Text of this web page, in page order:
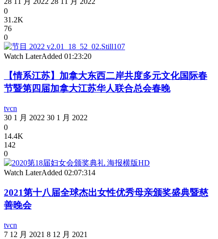
0
31.2K
76
0
Watch LaterAdded 01:23:20
【情系江苏】加拿大东西二岸共度多元文化国际春
节暨第四届加拿大江苏华人联合总会春晚
tvcn
30 1 月 2022 30 1 月 2022
0
14.4K
142
0
Watch LaterAdded 02:07:314
2021第十八届全球杰出女性优秀母亲颁奖盛典暨慈
善晚会
tvcn
7 12 月 2021 8 12 月 2021